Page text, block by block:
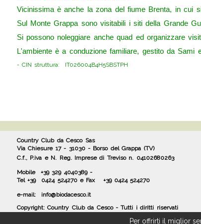
Vicinissima è anche la zona del fiume Brenta, in cui
Sul Monte Grappa sono visitabili i siti della Grande
Si possono noleggiare anche quad ed organizzare
L'ambiente è a conduzione familiare, gestito da Sami
- CIN struttura: IT026004B4H5SBSTPH
Country Club da Cesco Sas
Via Chiesure 17 - 31030 - Borso del Grappa (TV)
C.f., P.iva e N. Reg. Imprese di Treviso n. 04102680263
Mobile +39 329 4040389 -
Tel +39 0424 524270 e Fax +39 0424 524270
e-mail: info@biodacesco.it
Copyright: Country Club da Cesco - Tutti i diritti riservati
Per offrirti il miglior